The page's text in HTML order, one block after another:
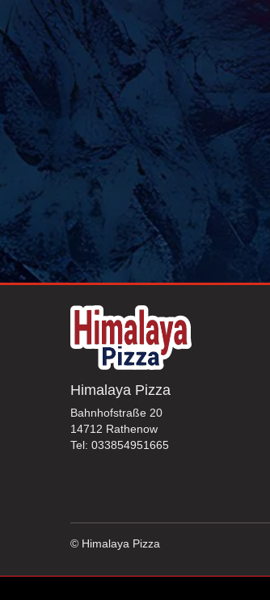
Himalaya Pizza
Bahnhofstraße 20
14712 Rathenow
Tel: 033854951665
© Himalaya Pizza